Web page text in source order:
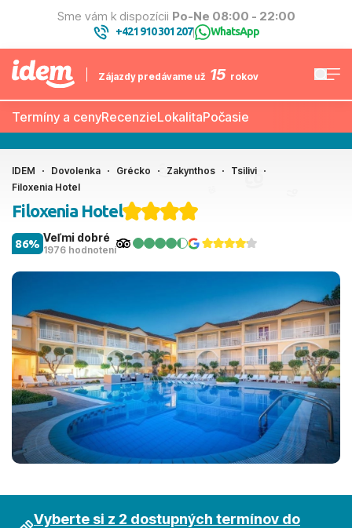
Sme vám k dispozícii Po-Ne 08:00 - 22:00
+421 910 301 207| WhatsApp
Zájazdy predávame už 15 rokov
Termíny a cenyRecenzieLokalitaPočasie
IDEM Dovolenka Grécko Zakynthos
Tsilivi
Filoxenia Hotel
Filoxenia Hotel
Veľmi dobré
1976 hodnotení
86%
Vyberte si z 2 dostupných termínov do